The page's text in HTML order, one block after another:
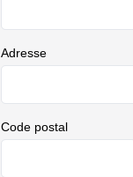
Adresse
Code postal